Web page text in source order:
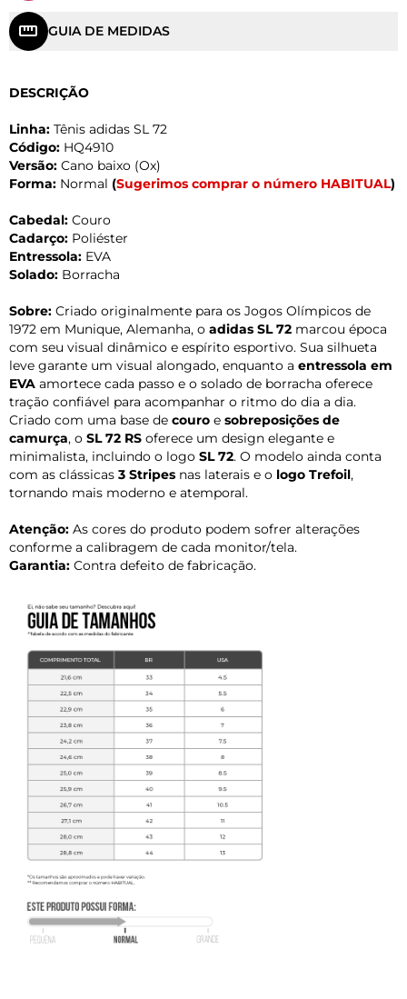
GUIA DE MEDIDAS
DESCRIÇÃO
Linha: Tênis adidas SL 72
Código: HQ4910
Versão: Cano baixo (Ox)
Forma: Normal (Sugerimos comprar o número HABITUAL)
Cabedal: Couro
Cadarço: Poliéster
Entressola: EVA
Solado: Borracha
Sobre: Criado originalmente para os Jogos Olímpicos de
1972 em Munique, Alemanha, o adidas SL 72 marcou época
com seu visual dinâmico e espírito esportivo. Sua silhueta
leve garante um visual alongado, enquanto a entressola em
EVA amortece cada passo e o solado de borracha oferece
tração confiável para acompanhar o ritmo do dia a dia.
Criado com uma base de couro e sobreposições de
camurça, o SL 72 RS oferece um design elegante e
minimalista, incluindo o logo SL 72. O modelo ainda conta
com as clássicas 3 Stripes nas laterais e o logo Trefoil,
tornando mais moderno e atemporal.
Atenção: As cores do produto podem sofrer alterações
conforme a calibragem de cada monitor/tela.
Garantia: Contra defeito de fabricação.